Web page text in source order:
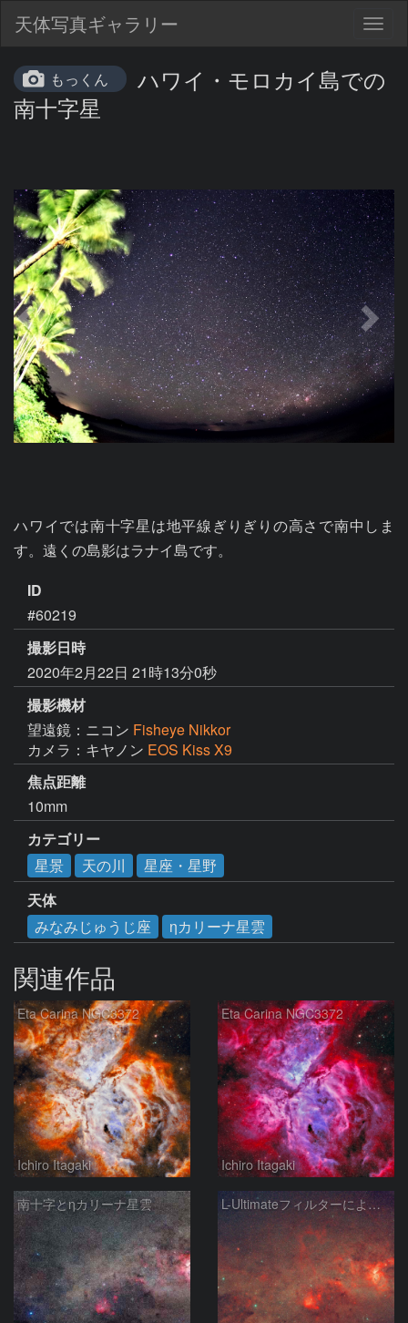
天体写真ギャラリー
もっくん
ハワイ・モロカイ島での
南十字星
ハワイでは南十字星は地平線ぎりぎりの高さで南中しま
す。遠くの島影はラナイ島です。
ID
#60219
撮影日時
2020年2月22日 21時13分0秒
撮影機材
望遠鏡：ニコン Fisheye Nikkor
カメラ：キヤノン EOS Kiss X9
焦点距離
10mm
カテゴリー
星景
天の川
星座・星野
天体
みなみじゅうじ座
ηカリーナ星雲
関連作品
Eta Carina NGC3372
Ichiro Itagaki
Eta Carina NGC3372
Ichiro Itagaki
南十字とηカリーナ星雲 L-Ultimateフィルターによる南十字～エータカリーナ星雲付近